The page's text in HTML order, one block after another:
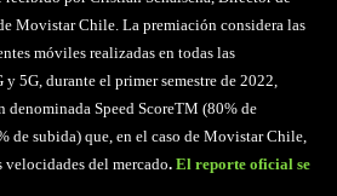
Movistar Chile. La premiación considera las
móviles realizadas en todas las
5G, durante el primer semestre de 2022,
denominada Speed ScoreTM (80% de
de subida) que, en el caso de Movistar Chile,
velocidades del mercado. El reporte oficial se